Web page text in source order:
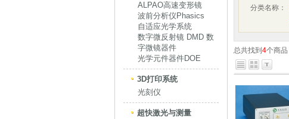
ALPAO高速变形镜
波前分析仪Phasics
自适应光学系统
数字微反射镜 DMD 数
字微镜器件
光学元件器件DOE
3D打印系统
光刻仪
超快激光与测量
分类名称：
总共找到 4个商品